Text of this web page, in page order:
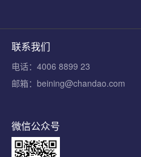
联系我们
电话：4006 8899 23
邮箱：beining@chandao.com
微信公众号